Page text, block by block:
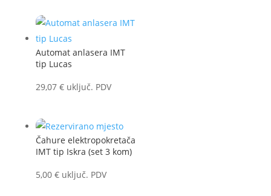
Automat anlasera IMT
tip Lucas
29,07 € uključ. PDV
Čahure elektropokretača
IMT tip Iskra (set 3 kom)
5,00 € uključ. PDV